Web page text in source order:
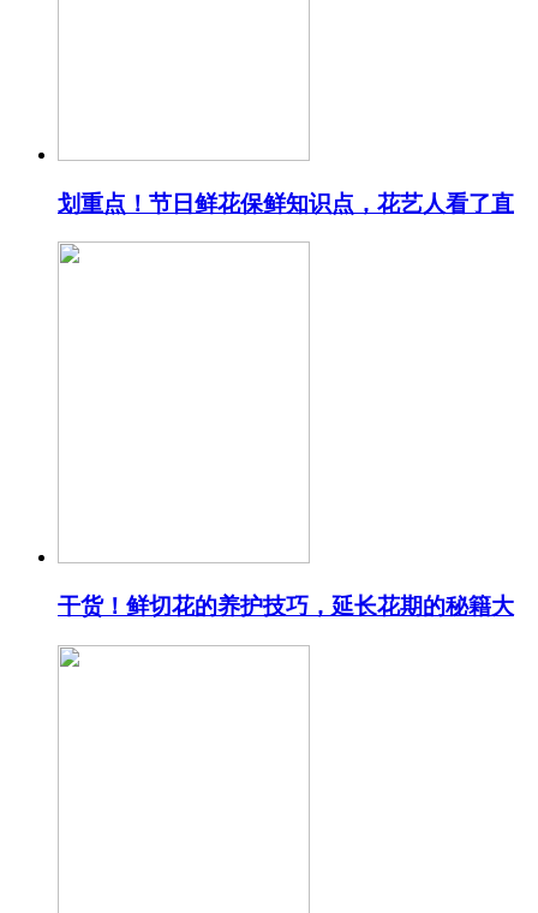
划重点！节日鲜花保鲜知识点，花艺人看了直
干货！鲜切花的养护技巧，延长花期的秘籍大